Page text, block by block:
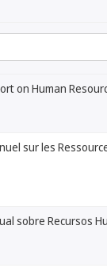
on Human
sur les
sobre Recursos